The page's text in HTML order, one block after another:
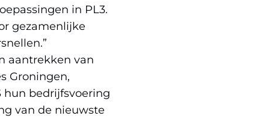
in PL3.
gezamenlijke
aantrekken van
Groningen,
hun bedrijfsvoering
van de nieuwste